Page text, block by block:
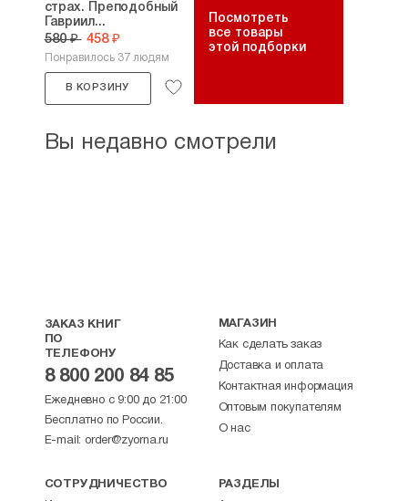
страх. Преподобный
Гавриил...
580 ₽ 458 ₽
Понравилось 37 людям
В КОРЗИНУ
Посмотреть
все товары
этой подборки
Вы недавно смотрели
ЗАКАЗ КНИГ
ПО
ТЕЛЕФОНУ
8 800 200 84 85
Ежедневно с 9:00 до 21:00
Бесплатно по России.
E-mail: order@zyorna.ru
МАГАЗИН
Как сделать заказ
Доставка и оплата
Контактная информация
Оптовым покупателям
О нас
СОТРУДНИЧЕСТВО
РАЗДЕЛЫ